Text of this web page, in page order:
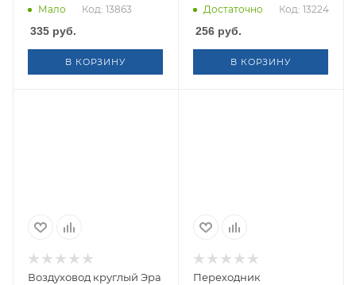
Мало Код: 13863
335 руб.
В КОРЗИНУ
60х120/d100
Достаточно Код: 13224
256 руб.
В КОРЗИНУ
Воздуховод круглый Эра
Переходник